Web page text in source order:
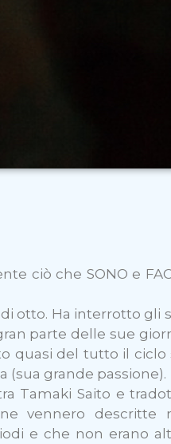
ciò che SONO e
otto. Ha interrotto
parte delle sue
quasi del tutto il
(sua grande passione).
Tamaki Saito e
vennero descritte
e che non erano